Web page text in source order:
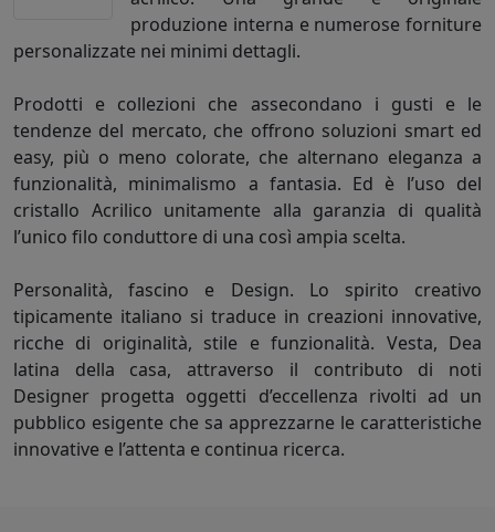
produzione interna e numerose forniture
personalizzate nei minimi dettagli.
Prodotti e collezioni che assecondano i gusti e le
tendenze del mercato, che offrono soluzioni smart ed
easy, più o meno colorate, che alternano eleganza a
funzionalità, minimalismo a fantasia. Ed è l’uso del
cristallo Acrilico unitamente alla garanzia di qualità
l’unico filo conduttore di una così ampia scelta.
Personalità, fascino e Design. Lo spirito creativo
tipicamente italiano si traduce in creazioni innovative,
ricche di originalità, stile e funzionalità. Vesta, Dea
latina della casa, attraverso il contributo di noti
Designer progetta oggetti d’eccellenza rivolti ad un
pubblico esigente che sa apprezzarne le caratteristiche
innovative e l’attenta e continua ricerca.